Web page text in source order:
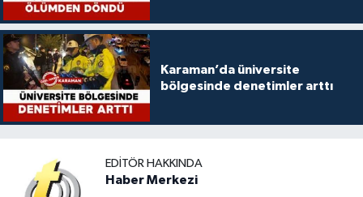
Karaman’da üniversite
bölgesinde denetimler arttı
EDITÖR HAKKINDA
Haber Merkezi